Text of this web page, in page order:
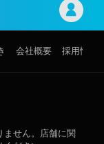
会社概要 採用情報
せん。店舗に関